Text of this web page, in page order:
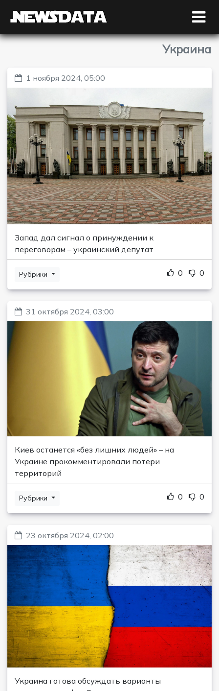
Украина
1 ноября 2024, 05:00
Запад дал сигнал о принуждении к
переговорам – украинский депутат
Рубрики 0 0
31 октября 2024, 03:00
Киев останется «без лишних людей» – на
Украине прокомментировали потери
территорий
Рубрики 0 0
23 октября 2024, 02:00
Украина готова обсуждать варианты